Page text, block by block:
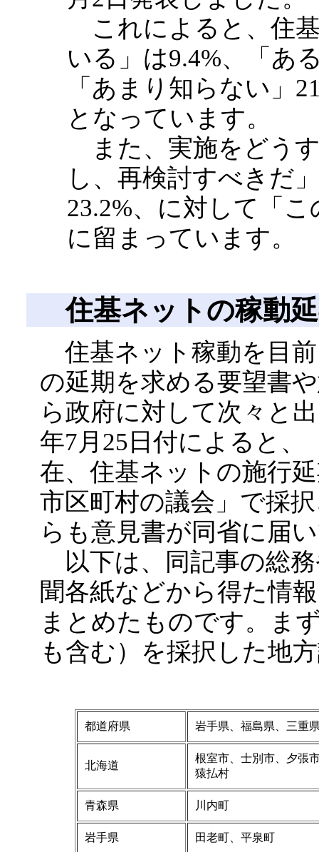
これによると、住
いる」は9.4%、「あ
「あまり知らない」
となっています。
また、実施をどう
し、再検討すべきだ
23.2%、に対して「
に留まっています。
住基ネットの稼動
住基ネット稼動を目前
の延期を求める要望書
ら政府に対して次々と
年7月25日付によると、
在、住基ネットの施行
市区町村の議会」で採
らも意見書が同省に届
以下は、同記事の総
聞各紙などから得た情
まとめたものです。ま
も含む）を採択した地
都道府県 岩手県、福島県、三重
北海道
根室市、士別市、夕張
猿払村
青森県 川内町
岩手県 田老町、平泉町